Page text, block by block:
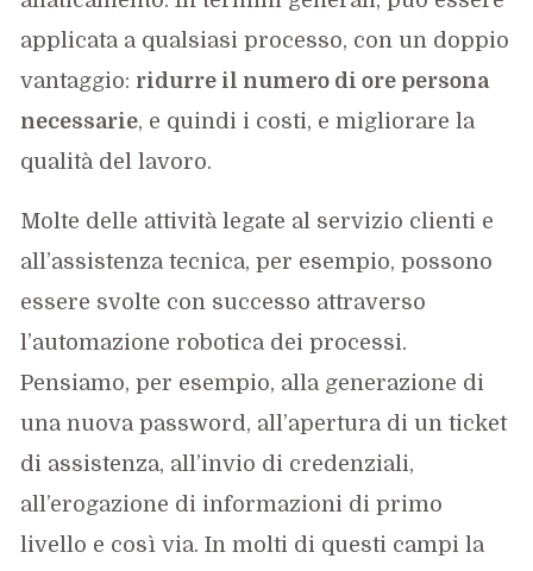
applicata a qualsiasi processo, con un doppio
vantaggio: ridurre il numero di ore persona
necessarie, e quindi i costi, e migliorare la
qualità del lavoro.
Molte delle attività legate al servizio clienti e
all’assistenza tecnica, per esempio, possono
essere svolte con successo attraverso
l’automazione robotica dei processi.
Pensiamo, per esempio, alla generazione di
una nuova password, all’apertura di un ticket
di assistenza, all’invio di credenziali,
all’erogazione di informazioni di primo
livello e così via. In molti di questi campi la